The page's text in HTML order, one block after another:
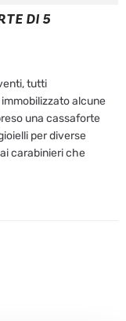
DI 5
tutti
alcune
una cassaforte
per diverse
carabinieri che